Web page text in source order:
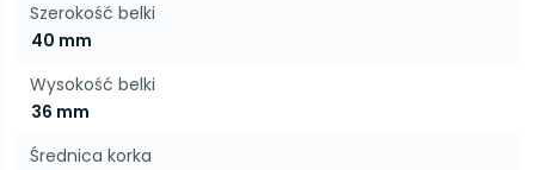
Szerokość belki
40 mm
Wysokość belki
36 mm
Średnica korka